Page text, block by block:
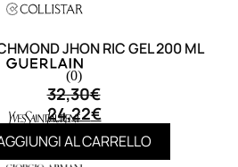
JHON RIC GEL 200 ML
(0)
32,30€
24,22€
AL CARRELLO